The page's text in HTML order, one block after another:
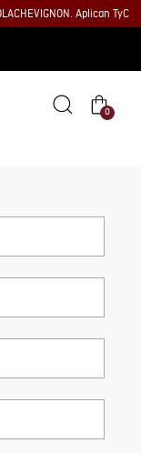
Aplican TyC
0